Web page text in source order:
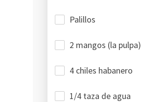
Palillos
2 mangos (la pulpa)
4 chiles habanero
1/4 taza de agua